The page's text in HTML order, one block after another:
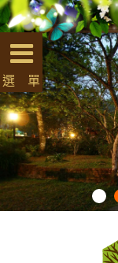
選 單